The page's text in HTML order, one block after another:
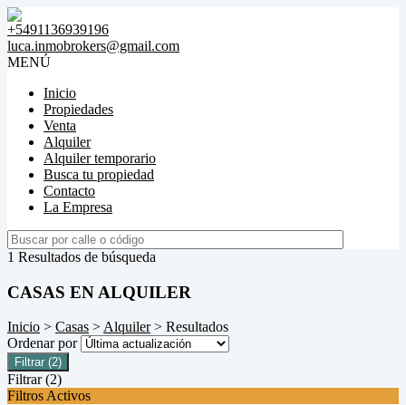
+5491136939196
luca.inmobrokers@gmail.com
MENÚ
Inicio
Propiedades
Venta
Alquiler
Alquiler temporario
Busca tu propiedad
Contacto
La Empresa
1 Resultados de búsqueda
CASAS EN ALQUILER
Inicio > Casas >Alquiler> Resultados
Ordenar por
Filtrar (2)
Filtrar (2)
Filtros Activos